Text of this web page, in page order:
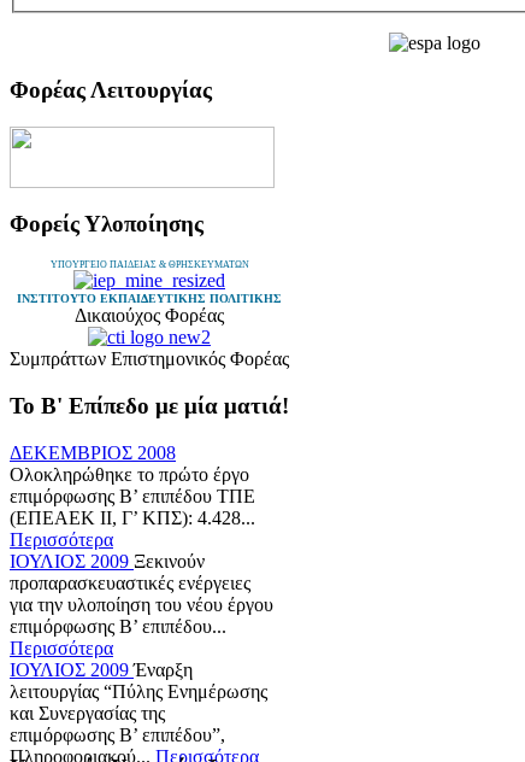
Φορέας Λειτουργίας
Φορείς Υλοποίησης
ΥΠΟΥΡΓΕΙΟ ΠΑΙΔΕΙΑΣ & ΘΡΗΣΚΕΥΜΑΤΩΝ
ΙΝΣΤΙΤΟΥΤΟ ΕΚΠΑΙΔΕΥΤΙΚΗΣ ΠΟΛΙΤΙΚΗΣ
Δικαιούχος Φορέας
Συμπράττων Επιστημονικός Φορέας
Το Β' Επίπεδο με μία ματιά!
ΔΕΚΕΜΒΡΙΟΣ 2008
Ολοκληρώθηκε το πρώτο έργο
επιμόρφωσης Β’ επιπέδου ΤΠΕ
(ΕΠΕΑΕΚ ΙΙ, Γ’ ΚΠΣ): 4.428...
Περισσότερα
ΙΟΥΛΙΟΣ 2009 Ξεκινούν
προπαρασκευαστικές ενέργειες
για την υλοποίηση του νέου έργου
επιμόρφωσης Β’ επιπέδου...
Περισσότερα
ΙΟΥΛΙΟΣ 2009Έναρξη
λειτουργίας “Πύλης Ενημέρωσης
και Συνεργασίας της
επιμόρφωσης Β’ επιπέδου”,
Πληροφοριακού... Περισσότερα